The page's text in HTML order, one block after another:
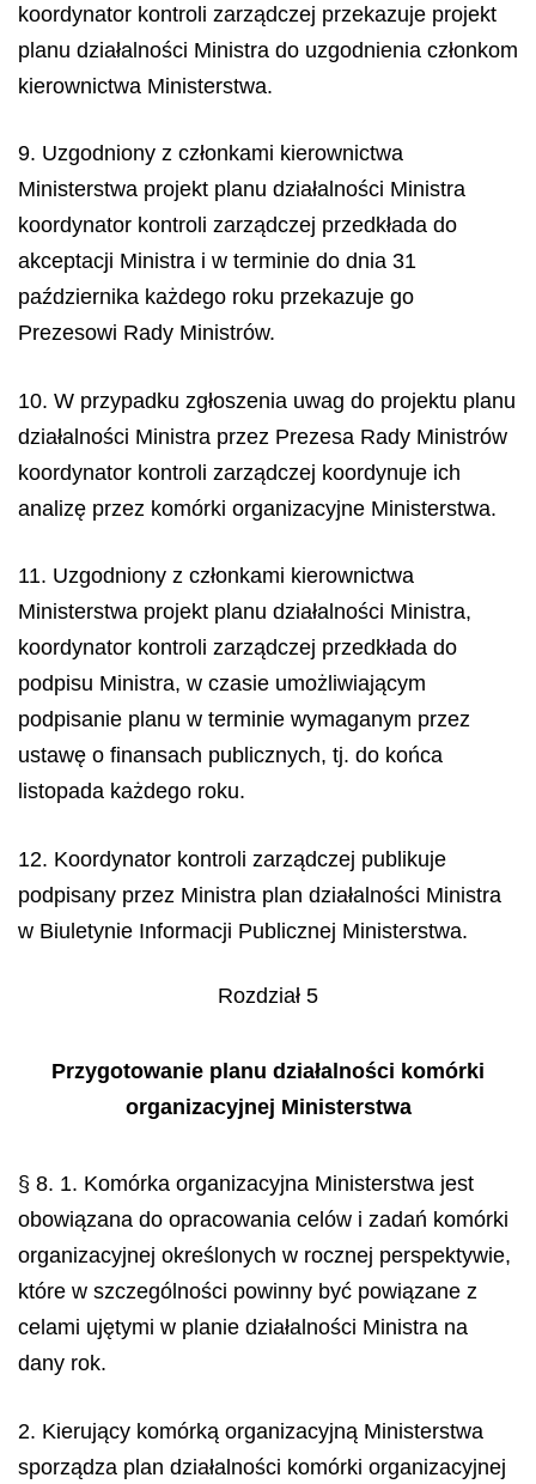
koordynator kontroli zarządczej przekazuje projekt
planu działalności Ministra do uzgodnienia członkom
kierownictwa Ministerstwa.
9. Uzgodniony z członkami kierownictwa
Ministerstwa projekt planu działalności Ministra
koordynator kontroli zarządczej przedkłada do
akceptacji Ministra i w terminie do dnia 31
października każdego roku przekazuje go
Prezesowi Rady Ministrów.
10. W przypadku zgłoszenia uwag do projektu planu
działalności Ministra przez Prezesa Rady Ministrów
koordynator kontroli zarządczej koordynuje ich
analizę przez komórki organizacyjne Ministerstwa.
11. Uzgodniony z członkami kierownictwa
Ministerstwa projekt planu działalności Ministra,
koordynator kontroli zarządczej przedkłada do
podpisu Ministra, w czasie umożliwiającym
podpisanie planu w terminie wymaganym przez
ustawę o finansach publicznych, tj. do końca
listopada każdego roku.
12. Koordynator kontroli zarządczej publikuje
podpisany przez Ministra plan działalności Ministra
w Biuletynie Informacji Publicznej Ministerstwa.
Rozdział 5
Przygotowanie planu działalności komórki
organizacyjnej Ministerstwa
§ 8. 1. Komórka organizacyjna Ministerstwa jest
obowiązana do opracowania celów i zadań komórki
organizacyjnej określonych w rocznej perspektywie,
które w szczególności powinny być powiązane z
celami ujętymi w planie działalności Ministra na
dany rok.
2. Kierujący komórką organizacyjną Ministerstwa
sporządza plan działalności komórki organizacyjnej